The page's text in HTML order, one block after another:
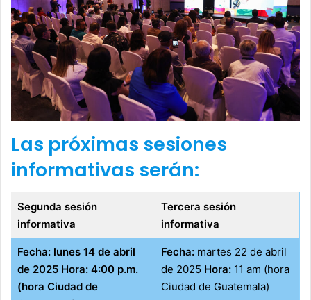
Las próximas sesiones
informativas serán:
Segunda sesión
informativa
Tercera sesión
informativa
Fecha: lunes 14 de abril
de 2025 Hora: 4:00 p.m.
(hora Ciudad de
Fecha: martes 22 de abril
de 2025 Hora: 11 am (hora
Ciudad de Guatemala)